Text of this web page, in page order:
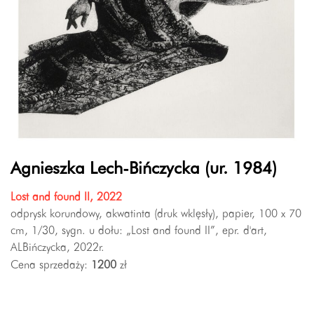
Agnieszka Lech-Bińczycka (ur. 1984)
Lost and found II, 2022
odprysk korundowy, akwatinta (druk wklęsły), papier, 100 x 70
cm, 1/30, sygn. u dołu: „Lost and found II”, epr. d'art,
ALBińczycka, 2022r.
Cena sprzedaży:
1200 zł